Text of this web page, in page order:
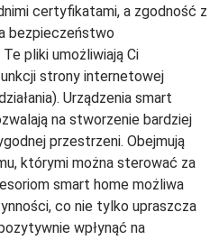
certyfikatami, a zgodność z
bezpieczeństwo
pliki umożliwiają Ci
strony internetowej
Urządzenia smart
na stworzenie bardziej
przestrzeni. Obejmują
którymi można sterować za
smart home możliwa
co nie tylko upraszcza
wpłynąć na